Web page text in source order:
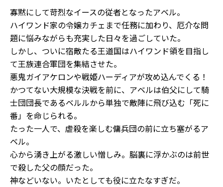
寡黙にして苛烈なイースの従者となったアベル。
ハイワンド家の令嬢カチェまで任務に加わり、厄介な問
題に悩みながらも充実した日々を過ごしていた。
しかし、ついに宿敵たる王道国はハイワンド領を目指し
て王族連合軍団を集結させた。
悪鬼ガイアケロンや戦姫ハーディアが攻め込んでくる！
かつてない大規模な決戦を前に、アベルは伯父にして騎
士団団長であるベルルから単独で敵陣に飛び込む「死に
番」を命じられる。
たった一人で、虐殺を楽しむ傭兵団の前に立ち塞がるア
ベル。
心から湧き上がる激しい憎しみ。脳裏に浮かぶのは前世
で殺した父の顔だった。
神などいない。いたとしても役に立たなすぎだ。